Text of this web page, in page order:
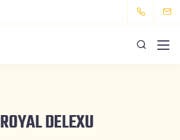
ROYAL DELEXU